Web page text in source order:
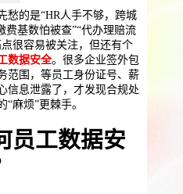
灵活用工
员工关怀 员工培训
愁的是“HR人手不够，跨城
费基数怕被查”“代办理赔流
很容易被关注，但还有个
数据安全。很多企业签外包
范围，等员工身份证号、薪
信息泄露了，才发现合规处
麻烦”更棘手。
员工数据安